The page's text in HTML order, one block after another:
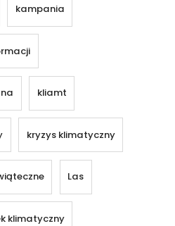
kampania
kliamt
kryzys klimatyczny
Las
klimatyczny